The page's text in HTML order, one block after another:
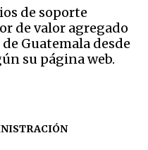
de soporte
de valor agregado
Guatemala desde
su página web.